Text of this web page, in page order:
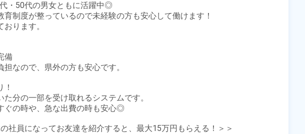
・50代の男女ともに活躍中◎
育制度が整っているので未経験の方も安心して働けます！
ります。
備
担なので、県外の方も安心です。
た分の一部を受け取れるシステムです。
ぐの時や、急な出費の時も安心◎
の社員になってお友達を紹介すると、最大15万円もらえる！＞＞